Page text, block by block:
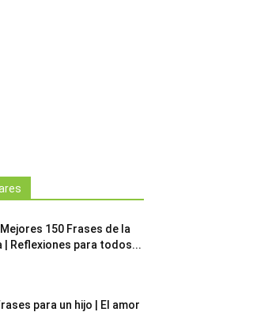
Mejores 150 Frases de la
| Reflexiones para todos...
para un hijo | El amor